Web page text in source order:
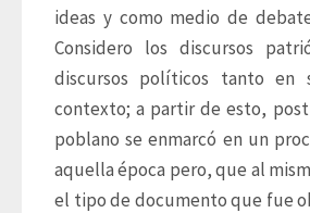
ideas y como medio de
Considero los discursos
discursos políticos tanto en
contexto; a partir de esto,
poblano se enmarcó en un
aquella época pero, que al
el tipo de documento que fue